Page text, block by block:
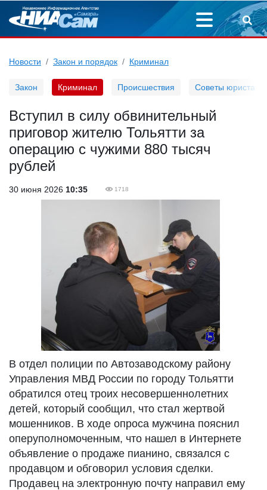
Новости Закон и порядок Криминал
Закон Криминал Происшествия Советы юриста
Вступил в силу обвинительный
приговор жителю Тольятти за
операцию с чужими 880 тысяч
рублей
30 июня 2026 10:35 1718
В отдел полиции по Автозаводскому району
Управления МВД России по городу Тольятти
обратился отец троих несовершеннолетних
детей, который сообщил, что стал жертвой
мошенников. В ходе опроса мужчина пояснил
оперуполномоченным, что нашел в Интернете
объявление о продаже пианино, связался с
продавцом и обговорил условия сделки.
Продавец на электронную почту направил ему